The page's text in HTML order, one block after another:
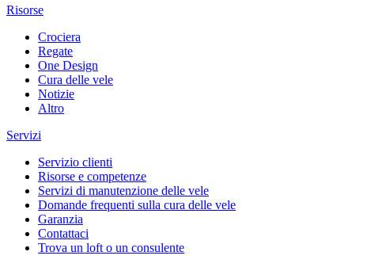
Risorse
Crociera
Regate
One Design
Cura delle vele
Notizie
Altro
Servizi
Servizio clienti
Risorse e competenze
Servizi di manutenzione delle vele
Domande frequenti sulla cura delle vele
Garanzia
Contattaci
Trova un loft o un consulente